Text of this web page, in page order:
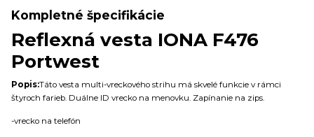
Kompletné špecifikácie
Reflexná vesta IONA F476
Portwest
Popis:Táto vesta multi-vreckového strihu má skvelé funkcie v rámci
štyroch farieb. Duálne ID vrecko na menovku. Zapínanie na zips.
-vrecko na telefón